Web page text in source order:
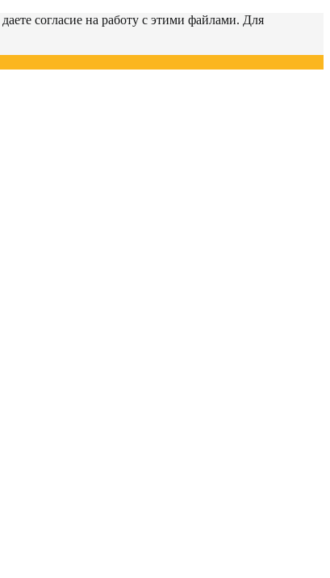
согласие на работу с этими файлами. Для